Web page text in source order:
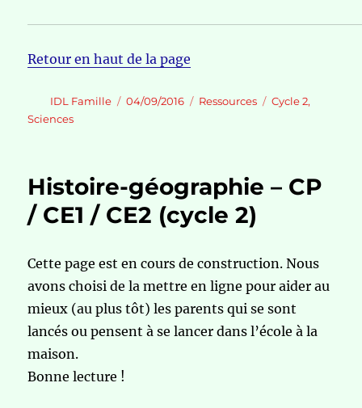
Retour en haut de la page
Auteur
IDL Famille
Publié
04/09/2016 Catégories
Ressources Étiquettes
Cycle 2,
Sciences
Histoire-géographie – CP
/ CE1 / CE2 (cycle 2)
Cette page est en cours de construction. Nous
avons choisi de la mettre en ligne pour aider au
mieux (au plus tôt) les parents qui se sont
lancés ou pensent à se lancer dans l’école à la
maison.
Bonne lecture !